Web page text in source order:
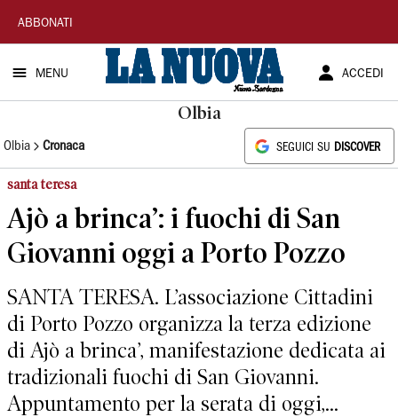
La
Nuova
Sardegna
ABBONATI
MENU ACCEDI
Olbia
Olbia Cronaca SEGUICI SU DISCOVER
santa teresa
Ajò a brinca’: i fuochi di San
Giovanni oggi a Porto Pozzo
SANTA TERESA. L’associazione Cittadini
di Porto Pozzo organizza la terza edizione
di Ajò a brinca’, manifestazione dedicata ai
tradizionali fuochi di San Giovanni.
Appuntamento per la serata di oggi,...